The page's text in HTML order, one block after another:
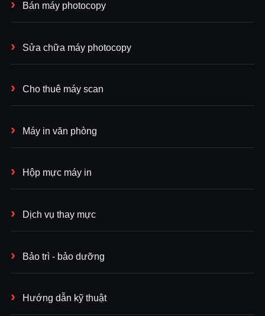
Bán máy photocopy
Sửa chữa máy photocopy
Cho thuê máy scan
Máy in văn phòng
Hộp mực máy in
Dịch vụ thay mực
Bảo trì - bảo dưỡng
Hướng dẫn kỹ thuật